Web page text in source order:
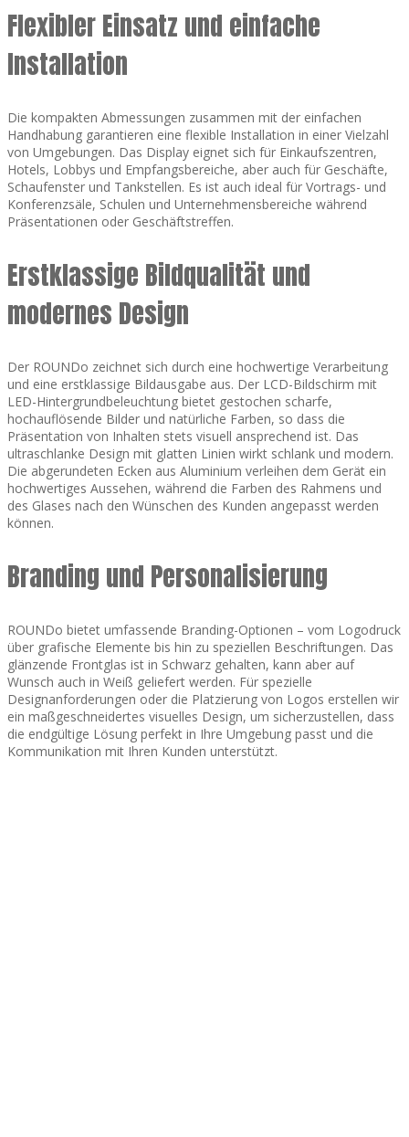
Flexibler Einsatz und einfache
Installation
Die kompakten Abmessungen zusammen mit der einfachen
Handhabung garantieren eine flexible Installation in einer Vielzahl
von Umgebungen. Das Display eignet sich für Einkaufszentren,
Hotels, Lobbys und Empfangsbereiche, aber auch für Geschäfte,
Schaufenster und Tankstellen. Es ist auch ideal für Vortrags- und
Konferenzsäle, Schulen und Unternehmensbereiche während
Präsentationen oder Geschäftstreffen.
Erstklassige Bildqualität und
modernes Design
Der ROUNDo zeichnet sich durch eine hochwertige Verarbeitung
und eine erstklassige Bildausgabe aus. Der LCD-Bildschirm mit
LED-Hintergrundbeleuchtung bietet gestochen scharfe,
hochauflösende Bilder und natürliche Farben, so dass die
Präsentation von Inhalten stets visuell ansprechend ist. Das
ultraschlanke Design mit glatten Linien wirkt schlank und modern.
Die abgerundeten Ecken aus Aluminium verleihen dem Gerät ein
hochwertiges Aussehen, während die Farben des Rahmens und
des Glases nach den Wünschen des Kunden angepasst werden
können.
Branding und Personalisierung
ROUNDo bietet umfassende Branding-Optionen – vom Logodruck
über grafische Elemente bis hin zu speziellen Beschriftungen. Das
glänzende Frontglas ist in Schwarz gehalten, kann aber auf
Wunsch auch in Weiß geliefert werden. Für spezielle
Designanforderungen oder die Platzierung von Logos erstellen wir
ein maßgeschneidertes visuelles Design, um sicherzustellen, dass
die endgültige Lösung perfekt in Ihre Umgebung passt und die
Kommunikation mit Ihren Kunden unterstützt.